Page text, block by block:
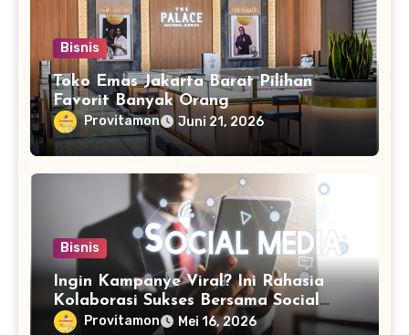
Bisnis
Toko Emas Jakarta Barat Pilihan
Favorit Banyak Orang
Provitamon Juni 21, 2026
Bisnis
Ingin Kampanye Viral? Ini Rahasia
Kolaborasi Sukses Bersama Social
Media Marketing Agency
Provitamon Mei 16, 2026